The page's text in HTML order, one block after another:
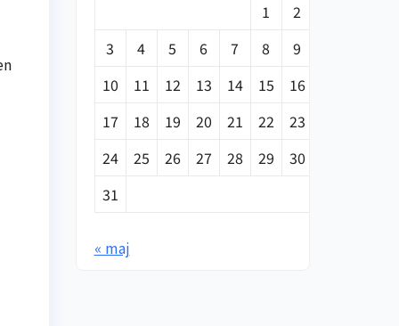
1
2
3
4 5 6 7 8
9
10
11 12 13 14 15
16
17
18 19 20 21 22
23
24
25 26 27 28 29
30
31
« maj